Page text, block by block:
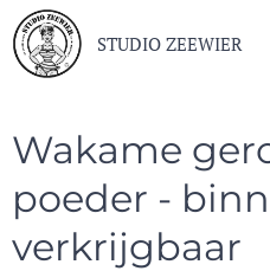
STUDIO ZEEWIER
Wakame
poeder -
verkrijgbaar